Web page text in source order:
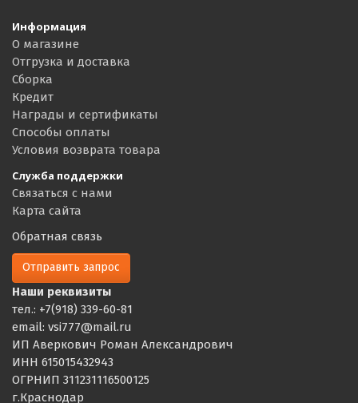
Информация
О магазине
Отгрузка и доставка
Сборка
Кредит
Награды и сертификаты
Способы оплаты
Условия возврата товара
Служба поддержки
Связаться с нами
Карта сайта
Обратная связь
Отправить запрос
Наши реквизиты
тел.: +7(918) 339-60-81
email: vsi777@mail.ru
ИП Аверкович Роман Александрович
ИНН 615015432943
ОГРНИП 311231116500125
г.Краснодар